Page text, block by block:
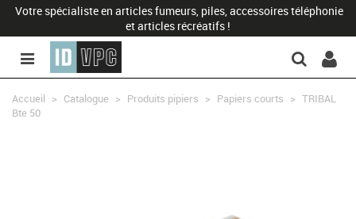
Votre spécialiste en articles fumeurs, piles, accessoires téléphonie
et articles récréatifs !
Accueil > Catalogue > Produits pipiers > Papiers courts > TRIBAL
Bte 50